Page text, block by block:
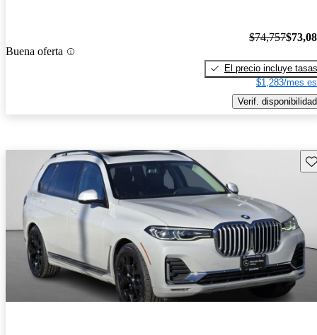
Buena oferta
$74,757
El precio incluye tasas
$1,283/mes
Verif. disponibilidad